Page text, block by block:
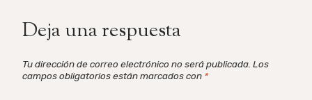
Deja una respuesta
Tu dirección de correo electrónico no será publicada. Los
campos obligatorios están marcados con *